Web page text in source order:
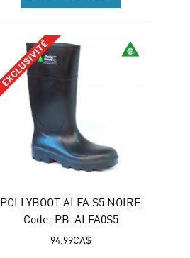
POLLYBOOT ALFA S5 NOIRE
Code: PB-ALFA0S5
CA$
94.99